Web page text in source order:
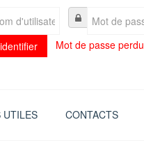
Mot de passe perdu
UTILES CONTACTS